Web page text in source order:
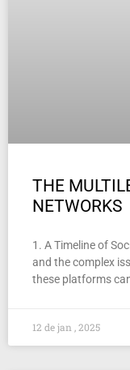
THE
NETWORKS
1. A Timeline of
and the complex
these platforms
12 de jan , 2025